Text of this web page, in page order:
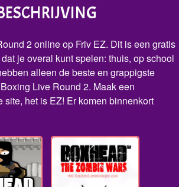
2 online op Friv EZ. Dit is een gratis
je overal kunt spelen: thuis, op school
alleen de beste en grappigste
Live Round 2. Maak een
site, het is EZ! Er komen binnenkort